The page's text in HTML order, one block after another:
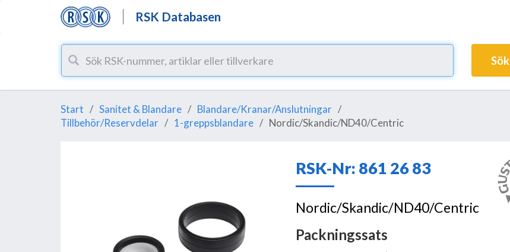
RSK Databasen
Sök
Start Sanitet & Blandare
Blandare/Kranar/Anslutningar
Tillbehör/Reservdelar
1-greppsblandare Nordic/Skandic/ND40/Centric
RSK-Nr: 861 26 83
Nordic/Skandic/ND40/Centric
Packningssats